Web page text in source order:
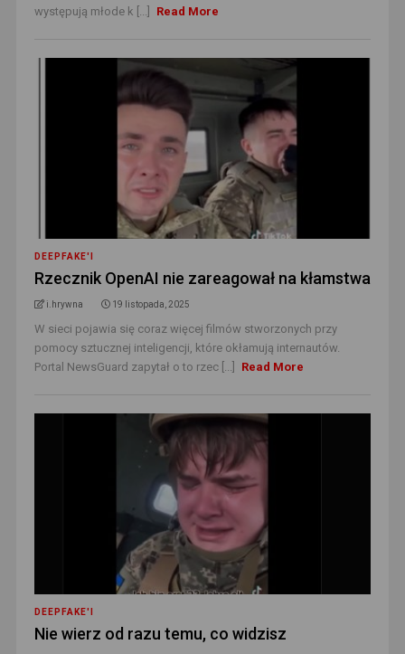
występują młode k [...]
Read More
DEEPFAKE'I
Rzecznik OpenAI nie zareagował na kłamstwa
i.hrywna 19 listopada, 2025
W sieci pojawia się coraz więcej filmów stworzonych przy
pomocy sztucznej inteligencji, które okłamują internautów.
Portal NewsGuard zapytał o to rzec [...]
Read More
DEEPFAKE'I
Nie wierz od razu temu, co widzisz